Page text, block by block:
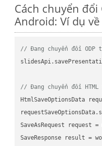
Cách chuyển đổi
Android: Ví dụ
// Đang chuyển đổi ODP
// Đang chuyển đổi HTML
HtmlSaveOptionsData
SaveAsRequest request =